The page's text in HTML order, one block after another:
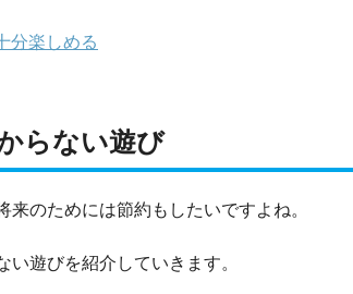
分楽しめる
らない遊び
のためには節約もしたいですよね。
遊びを紹介していきます。